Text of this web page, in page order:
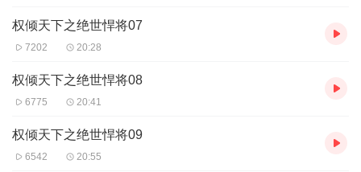
权倾天下之绝世悍将07
7202 20:28
权倾天下之绝世悍将08
6775 20:41
权倾天下之绝世悍将09
6542 20:55